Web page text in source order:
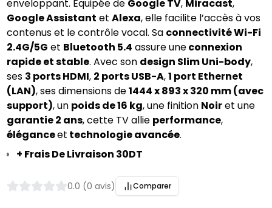
enveloppant. Équipée de Google TV, Miracast
Google Assistant et Alexa, elle facilite l’accès à vos
contenus et le contrôle vocal. Sa connectivité Wi-Fi
2.4G/5G et Bluetooth 5.4 assure une connexion
rapide et stable. Avec son design Slim Uni-body,
ses 3 ports HDMI, 2 ports USB-A, 1 port Ethernet
(LAN), ses dimensions de 1444 x 893 x 320 mm (avec
support), un poids de 16 kg, une finition Noir
garantie 2 ans, cette TV allie performance
élégance et technologie avancée.
+ Frais De Livraison 30DT
0.0 (0 avis) Comparer